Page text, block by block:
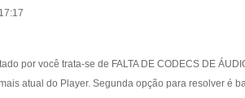
por você trata-se de FALTA DE CODECS DE
atual do Player. Segunda opção para resolver é